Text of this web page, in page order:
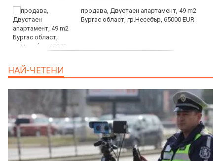
продава, Двустаен апартамент, 49 m2
Бургас област, гр.Несебър, 65000 EUR
НАЙ-ЧЕТЕНИ